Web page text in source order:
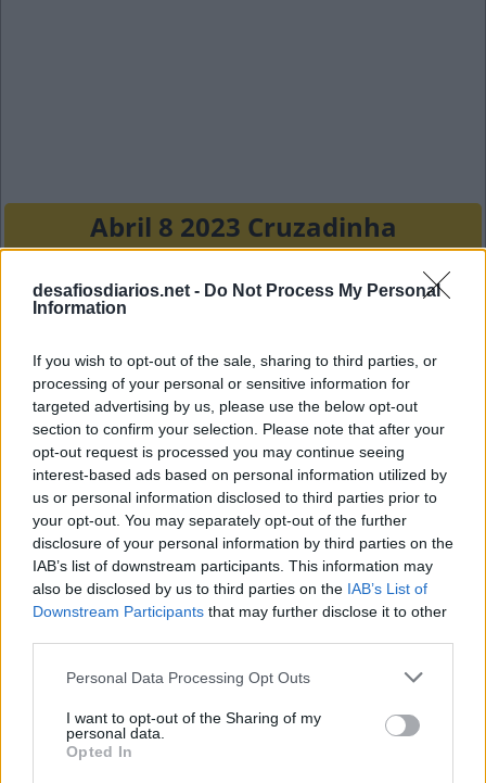
desafiosdiarios.net - Do Not Process My Personal
Information
If you wish to opt-out of the sale, sharing to third parties, or
processing of your personal or sensitive information for
targeted advertising by us, please use the below opt-out
section to confirm your selection. Please note that after your
opt-out request is processed you may continue seeing
interest-based ads based on personal information utilized by
us or personal information disclosed to third parties prior to
your opt-out. You may separately opt-out of the further
disclosure of your personal information by third parties on the
IAB’s list of downstream participants. This information may
also be disclosed by us to third parties on the IAB’s List of
Downstream Participants that may further disclose it to other
Personal Data Processing Opt Outs
I want to opt-out of the Sharing of my
personal data.
Opted In
Abril 8 2023 Cruzadinha
C A
V
E R R U G
A
I
L I A D
A
B
A N C A
S
E
S S A
Lugar da casa onde alguns põem a TV:
S
A L
A
__ lock, tecla para escrever em maiúsculas :
C
A P
S
"Sem __!", o mesmo que deixa disso:
S S
A